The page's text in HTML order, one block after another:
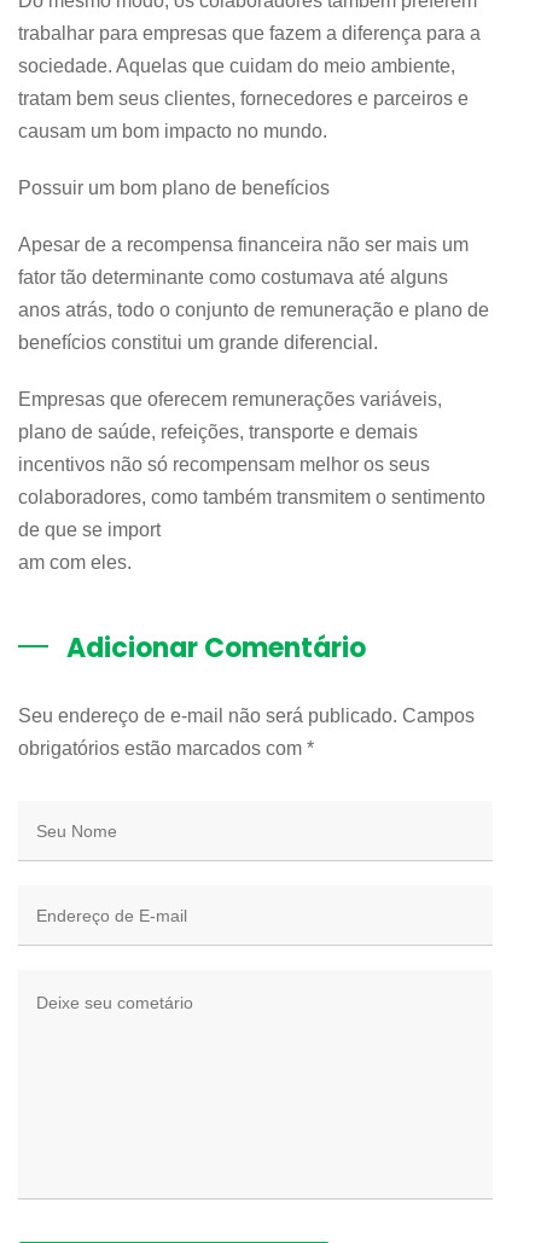
trabalhar para empresas que fazem a diferença para a
sociedade. Aquelas que cuidam do meio ambiente,
tratam bem seus clientes, fornecedores e parceiros e
causam um bom impacto no mundo.
Possuir um bom plano de benefícios
Apesar de a recompensa financeira não ser mais um
fator tão determinante como costumava até alguns
anos atrás, todo o conjunto de remuneração e plano de
benefícios constitui um grande diferencial.
Empresas que oferecem remunerações variáveis,
plano de saúde, refeições, transporte e demais
incentivos não só recompensam melhor os seus
colaboradores, como também transmitem o sentimento
de que se import
am com eles.
Adicionar Comentário
Seu endereço de e-mail não será publicado. Campos
obrigatórios estão marcados com *